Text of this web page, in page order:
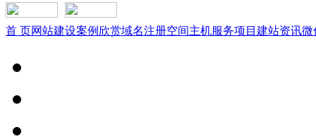
首 页网站建设案例欣赏域名注册空间主机服务项目 建站资讯微